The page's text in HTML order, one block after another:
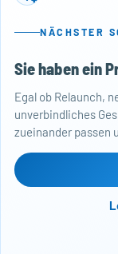
NÄCHSTER
Sie haben ein
Egal ob Relaunch,
unverbindliches
zueinander passen